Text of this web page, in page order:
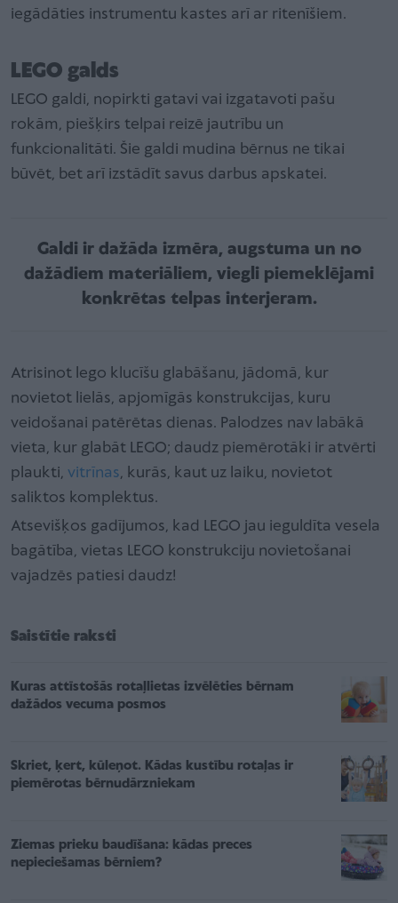
iegādāties instrumentu kastes arī ar ritenīšiem.
LEGO galds
LEGO galdi, nopirkti gatavi vai izgatavoti pašu
rokām, piešķirs telpai reizē jautrību un
funkcionalitāti. Šie galdi mudina bērnus ne tikai
būvēt, bet arī izstādīt savus darbus apskatei.
Galdi ir dažāda izmēra, augstuma un no
dažādiem materiāliem, viegli piemeklējami
konkrētas telpas interjeram.
Atrisinot lego klucīšu glabāšanu, jādomā, kur
novietot lielās, apjomīgās konstrukcijas, kuru
veidošanai patērētas dienas. Palodzes nav labākā
vieta, kur glabāt LEGO; daudz piemērotāki ir atvērti
plaukti, vitrīnas, kurās, kaut uz laiku, novietot
saliktos komplektus.
Atsevišķos gadījumos, kad LEGO jau ieguldīta vesela
bagātība, vietas LEGO konstrukciju novietošanai
vajadzēs patiesi daudz!
Saistītie raksti
Kuras attīstošās rotaļlietas izvēlēties bērnam
dažādos vecuma posmos
Skriet, ķert, kūleņot. Kādas kustību rotaļas ir
piemērotas bērnudārzniekam
Ziemas prieku baudīšana: kādas preces
nepieciešamas bērniem?